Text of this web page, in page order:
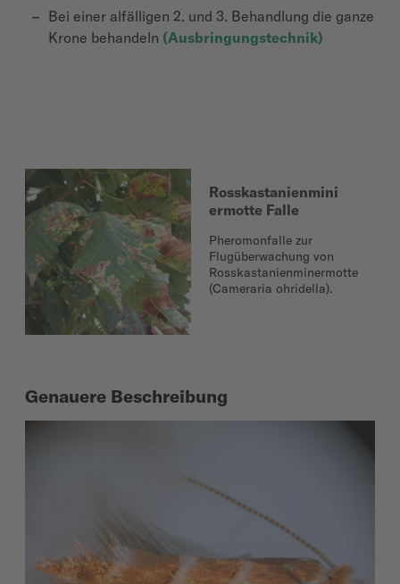
Bei einer alfälligen 2. und 3. Behandlung die ganze
Krone behandeln (Ausbringungstechnik)
Rosskastanienmini
ermotte Falle
Pheromonfalle zur
Flugüberwachung von
Rosskastanienminermotte
(Cameraria ohridella).
Genauere Beschreibung